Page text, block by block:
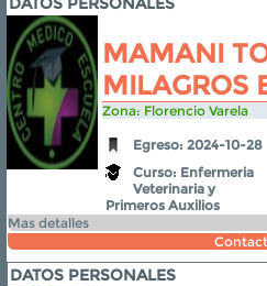
MAMANI
MILAGROS
Zona: Florencio Varela
Egreso: 2024-10-28
Curso: Enfermeria
Veterinaria y
Primeros Auxilios
Mas detalles
DATOS PERSONALES